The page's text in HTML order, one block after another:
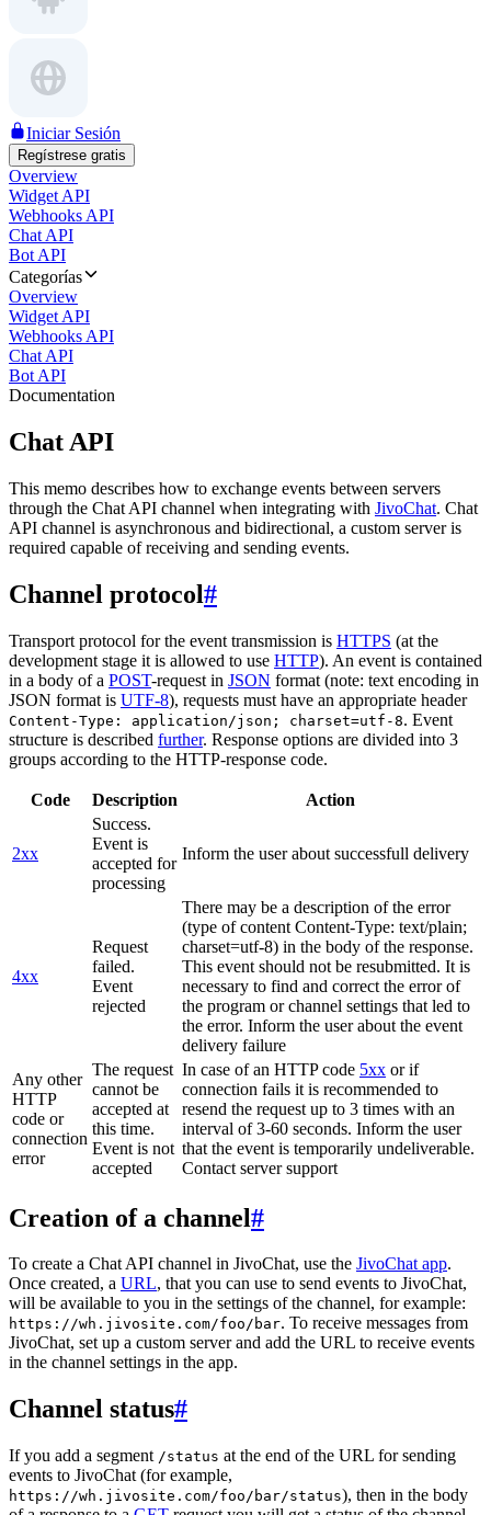
Iniciar Sesión
Regístrese gratis
Overview
Widget API
Webhooks API
Chat API
Bot API
Categorías
Overview
Widget API
Webhooks API
Chat API
Bot API
Documentation
Chat API
This memo describes how to exchange events between servers
through the Chat API channel when integrating with JivoChat. Chat
API channel is asynchronous and bidirectional, a custom server is
required capable of receiving and sending events.
Channel protocol#
Transport protocol for the event transmission is HTTPS (at the
development stage it is allowed to use HTTP). An event is contained
in a body of a POST-request in JSON format (note: text encoding in
JSON format is UTF-8), requests must have an appropriate header
Content-Type: application/json; charset=utf-8. Event
structure is described further. Response options are divided into 3
groups according to the HTTP-response code.
Code Description Action
2xx
Success.
Event is
accepted for
processing
Inform the user about successfull delivery
4xx
Request
failed.
Event
rejected
There may be a description of the error
(type of content Content-Type: text/plain;
charset=utf-8) in the body of the response.
This event should not be resubmitted. It is
necessary to find and correct the error of
the program or channel settings that led to
the error. Inform the user about the event
delivery failure
Any other
HTTP
code or
connection
error
The request
cannot be
accepted at
this time.
Event is not
accepted
In case of an HTTP code 5xx or if
connection fails it is recommended to
resend the request up to 3 times with an
interval of 3-60 seconds. Inform the user
that the event is temporarily undeliverable.
Contact server support
Creation of a channel#
To create a Chat API channel in JivoChat, use the JivoChat app.
Once created, a URL, that you can use to send events to JivoChat,
will be available to you in the settings of the channel, for example:
https://wh.jivosite.com/foo/bar. To receive messages from
JivoChat, set up a custom server and add the URL to receive events
in the channel settings in the app.
Channel status#
If you add a segment /status at the end of the URL for sending
events to JivoChat (for example,
https://wh.jivosite.com/foo/bar/status), then in the body